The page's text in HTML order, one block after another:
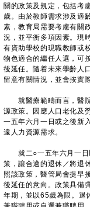
關的政策及規定，包括考
歲。由於教師需求涉及適
素，教育局需要考慮有關
況，並平衡多項因素。現
有資助學校的現職教師或
物色適合的繼任人選，可
後延任。隨着未來學齡人
留意有關情況，並會按實
就醫療範疇而言，醫院
源政策。因應人口老化及
一五年六月一日或之後新
遠人力資源需求。
就二○一五年六月一日
策，讓合適的退休／將退
照該政策，醫管局會提早
後延任的意向。政策具備
年期，並以65歲為限。退